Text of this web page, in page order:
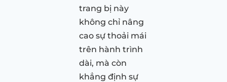
trang bị này
không chỉ nâng
cao sự thoải mái
trên hành trình
dài, mà còn
khẳng định sự